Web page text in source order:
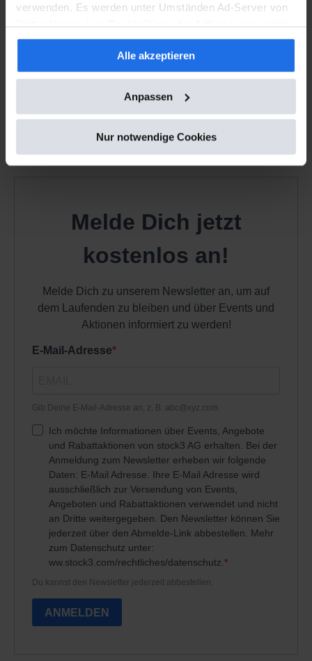
verwenden. Es werden unter Umständen Ad-Server von
Drittanbietern (wie DoubleClick oder Adform) eingesetzt
und Google Fonts geladen, sofern alle Cookies oder die
Kategorie "Marketing" akzeptiert werden.
Alle akzeptieren
Anpassen
Nur notwendige Cookies
vom unterbewerteten Small Cap bis zum großen
KI‑Player – kompakt, gut einordnbar und ideal,
um Dir schnell neue Ideen für 2026 zu holen.
Jetzt anmelden, um Dein E-Book und Deine
Gutscheincodes zu bekommen.